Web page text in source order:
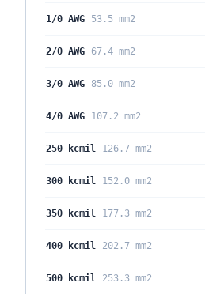
1/0 AWG 53.5 mm2
2/0 AWG 67.4 mm2
3/0 AWG 85.0 mm2
4/0 AWG 107.2 mm2
250 kcmil 126.7 mm2
300 kcmil 152.0 mm2
350 kcmil 177.3 mm2
400 kcmil 202.7 mm2
500 kcmil 253.3 mm2